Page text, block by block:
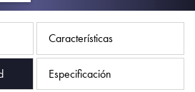
Características
Especificación
Noticias
Empleo
Acerca de